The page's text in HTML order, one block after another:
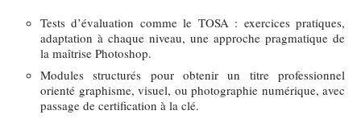
Tests d’évaluation comme le TOSA : exercices pratiques,
adaptation à chaque niveau, une approche pragmatique de
la maîtrise Photoshop.
Modules structurés pour obtenir un titre professionnel
orienté graphisme, visuel, ou photographie numérique, avec
passage de certification à la clé.